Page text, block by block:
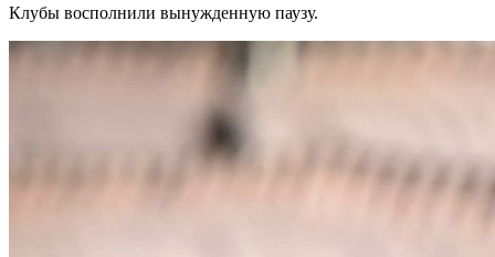
Клубы восполнили вынужденную паузу.